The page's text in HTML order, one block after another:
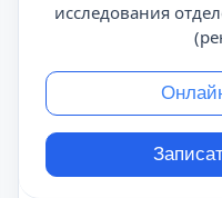
исследования